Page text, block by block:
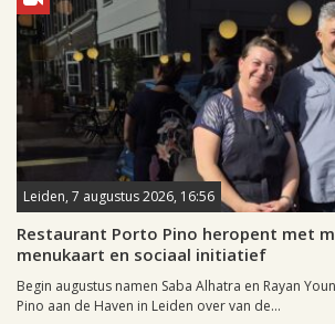
Leiden, 7 augustus 2026, 16:56
Restaurant Porto Pino heropent met
menukaart en sociaal initiatief
Begin augustus namen Saba Alhatra en Rayan
Pino aan de Haven in Leiden over van de...